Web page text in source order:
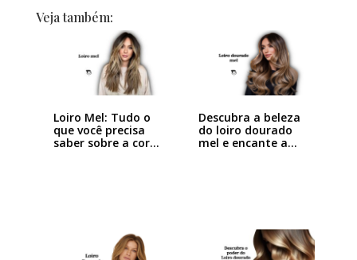
Veja também:
Loiro Mel: Tudo o
que você precisa
saber sobre a cor…
Descubra a beleza
do loiro dourado
mel e encante a…